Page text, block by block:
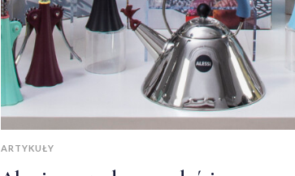
ARTYKUŁY